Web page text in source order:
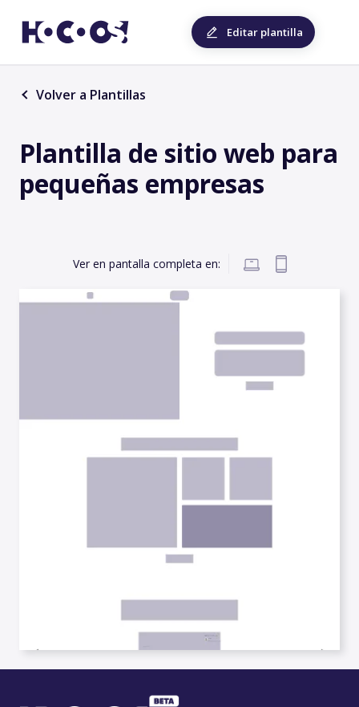
Editar plantilla
Volver a Plantillas
Plantilla de sitio web para
pequeñas empresas
Ver en pantalla completa en: